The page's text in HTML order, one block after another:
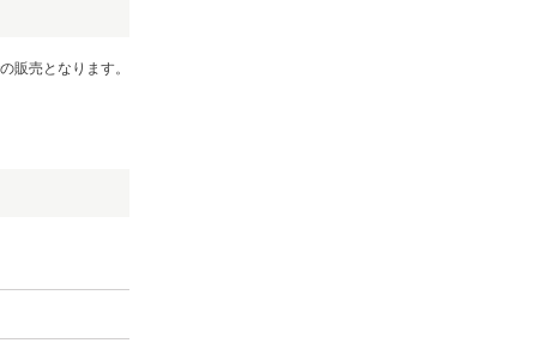
販売となります。